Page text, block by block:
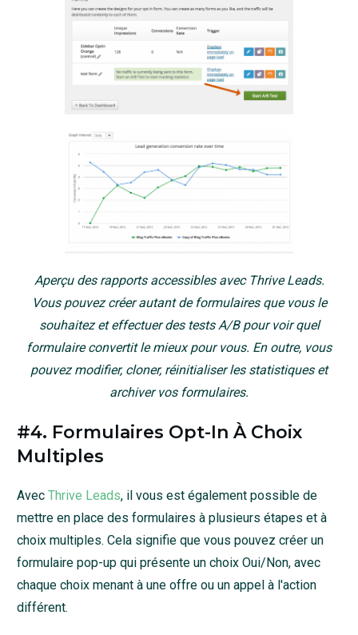
Aperçu des rapports accessibles avec Thrive Leads.
Vous pouvez créer autant de formulaires que vous le
souhaitez et effectuer des tests A/B pour voir quel
formulaire convertit le mieux pour vous. En outre, vous
pouvez modifier, cloner, réinitialiser les statistiques et
archiver vos formulaires.
#4. Formulaires Opt-In À Choix
Multiples
Avec Thrive Leads, il vous est également possible de
mettre en place des formulaires à plusieurs étapes et à
choix multiples. Cela signifie que vous pouvez créer un
formulaire pop-up qui présente un choix Oui/Non, avec
chaque choix menant à une offre ou un appel à l'action
différent.